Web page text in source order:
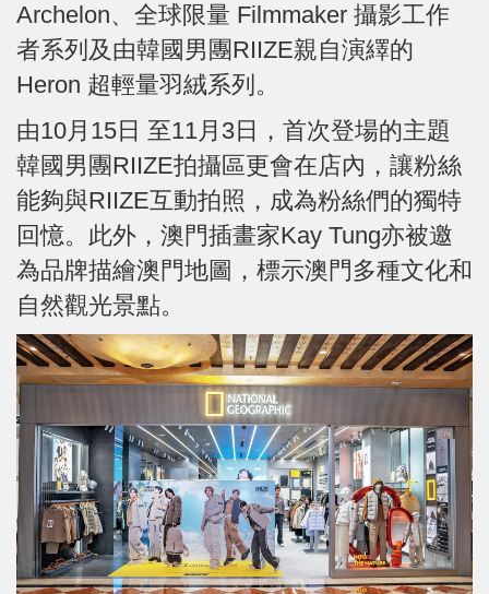
Archelon、全球限量 Filmmaker 攝影工作
者系列及由韓國男團RIIZE親自演繹的
Heron 超輕量羽絨系列。
由10月15日 至11月3日，首次登場的主題
韓國男團RIIZE拍攝區更會在店內，讓粉絲
能夠與RIIZE互動拍照，成為粉絲們的獨特
回憶。此外，澳門插畫家Kay Tung亦被邀
為品牌描繪澳門地圖，標示澳門多種文化和
自然觀光景點。